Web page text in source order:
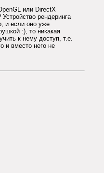
или DirectX
рендеринга
и если оно уже
:), то никакая
к нему доступ, т.е.
и вместо него не